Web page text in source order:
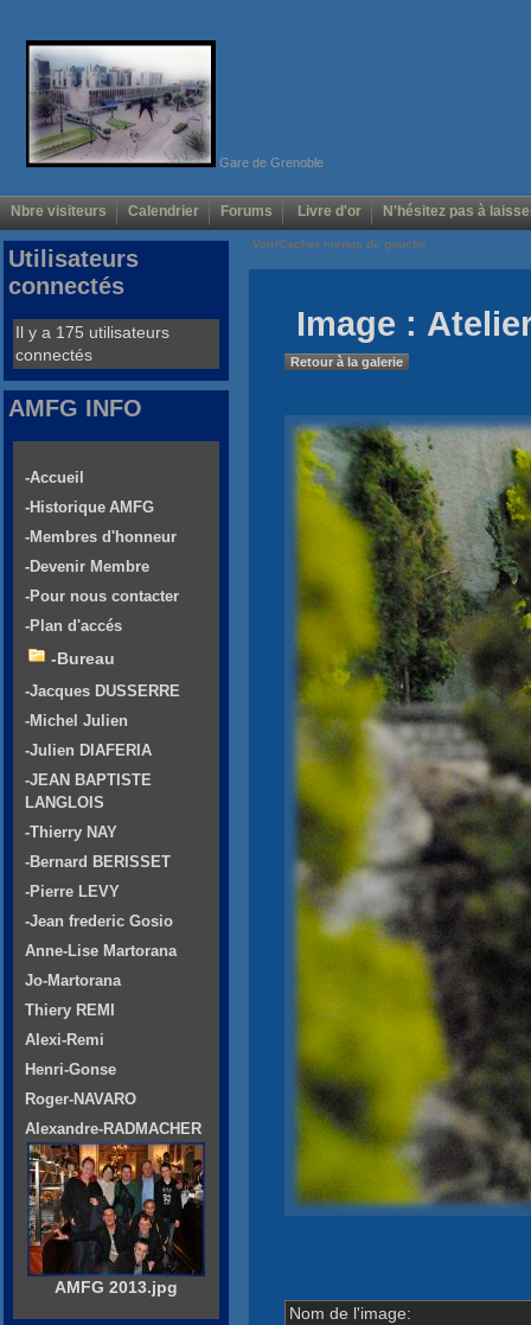
Gare de Grenoble
Nbre visiteurs Calendrier Forums Livre d'or N'hésitez pas à
Voir/Cacher menus de gauche
Image :
Retour à la galerie
Nom de l'image:
Utilisateurs
connectés
Il y a 175 utilisateurs
connectés
AMFG INFO
-Accueil
-Historique AMFG
-Membres d'honneur
-Devenir Membre
-Pour nous contacter
-Plan d'accés
-Bureau
-Jacques DUSSERRE
-Michel Julien
-Julien DIAFERIA
-JEAN BAPTISTE
LANGLOIS
-Thierry NAY
-Bernard BERISSET
-Pierre LEVY
-Jean frederic Gosio
Anne-Lise Martorana
Jo-Martorana
Thiery REMI
Alexi-Remi
Henri-Gonse
Roger-NAVARO
Alexandre-RADMACHER
AMFG 2013.jpg